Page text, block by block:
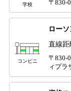
学校 〒830-
コンビニ
ロー
直線距
〒830-
ィプラ